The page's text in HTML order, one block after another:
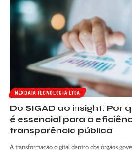
NEXDATA TECNOLOGIA LTDA
Do SIGAD ao insight: Por
é essencial para a
transparência pública
A transformação digital dentro dos órgãos